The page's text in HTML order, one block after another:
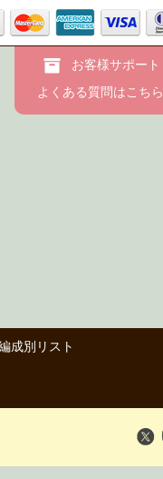
お客様サポート
よくある質問はこちら
成別リスト